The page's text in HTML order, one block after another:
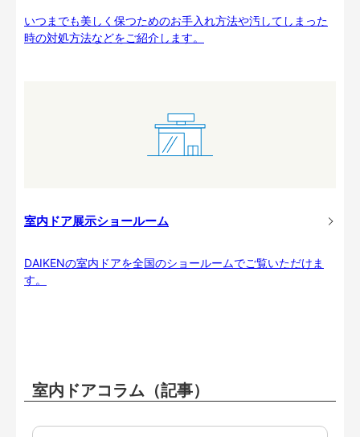
いつまでも美しく保つためのお手入れ方法や汚してしまった
時の対処方法などをご紹介します。
室内ドア展示ショールーム
DAIKENの室内ドアを全国のショールームでご覧いただけま
す。
室内ドアコラム（記事）